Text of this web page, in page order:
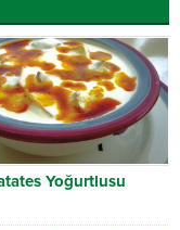
Yoğurtlusu